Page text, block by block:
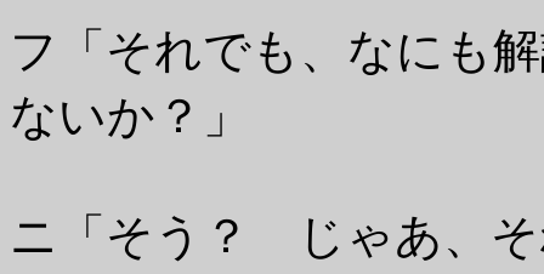
フ「それでも、なにも
ないか？」
ニ「そう？ じゃあ、そ